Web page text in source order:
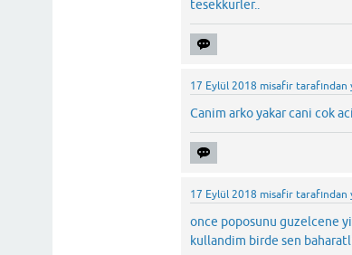
tesekkurler..
17 Eylül 2018 misafir tarafından
Canim arko yakar cani cok
17 Eylül 2018 misafir tarafından
once poposunu guzelcene
kullandim birde sen